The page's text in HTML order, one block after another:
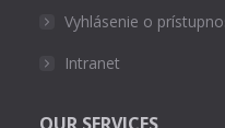
Vyhlásenie o
Intranet